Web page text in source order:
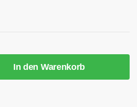
In den Warenkorb